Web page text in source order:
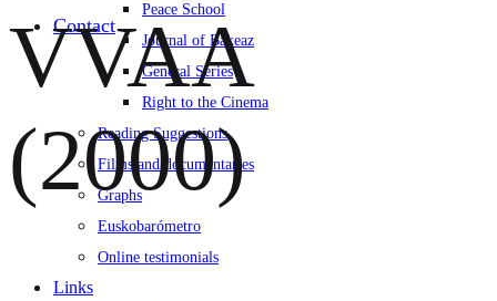
Contact
Peace School
Journal of Bakeaz
General Series
Right to the Cinema
Reading Suggestions
Films and documentaries
Graphs
Euskobarómetro
Online testimonials
Links
VVAA
(2000)